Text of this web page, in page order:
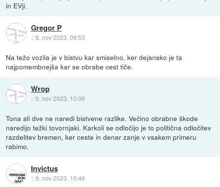
in EVji.
Gregor P
::9. nov 2023, 09:53
Na težo vozila je v bistvu kar smiselno, ker dejansko je ta
najpomembnejša kar se obrabe cest tiče.
Wrop
::9. nov 2023, 10:06
Tona ali dve ne naredi bistvene razlike. Večino obrabne škode
naredijo težki tovornjaki. Karkoli se odločijo je to politična odločitev
razdelitev bremen, ker ceste in denar zanje v vsakem primeru
rabimo.
Invictus
::9. nov 2023, 10:46